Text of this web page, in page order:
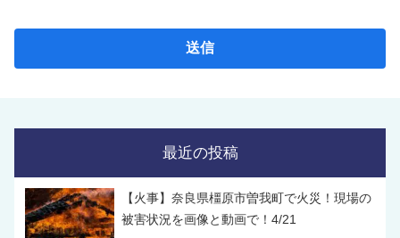
最近の投稿
【火事】奈良県橿原市曽我町で火災！現場の
被害状況を画像と動画で！4/21